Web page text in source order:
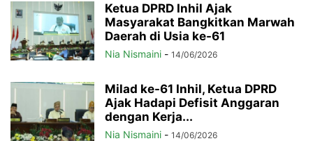
Ketua DPRD Inhil Ajak
Masyarakat Bangkitkan Marwah
Daerah di Usia ke-61
Nia Nismaini - 14/06/2026
Milad ke-61 Inhil, Ketua DPRD
Ajak Hadapi Defisit Anggaran
dengan Kerja...
Nia Nismaini - 14/06/2026